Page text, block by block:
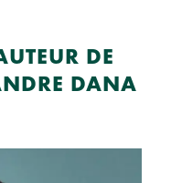
DE
DANA